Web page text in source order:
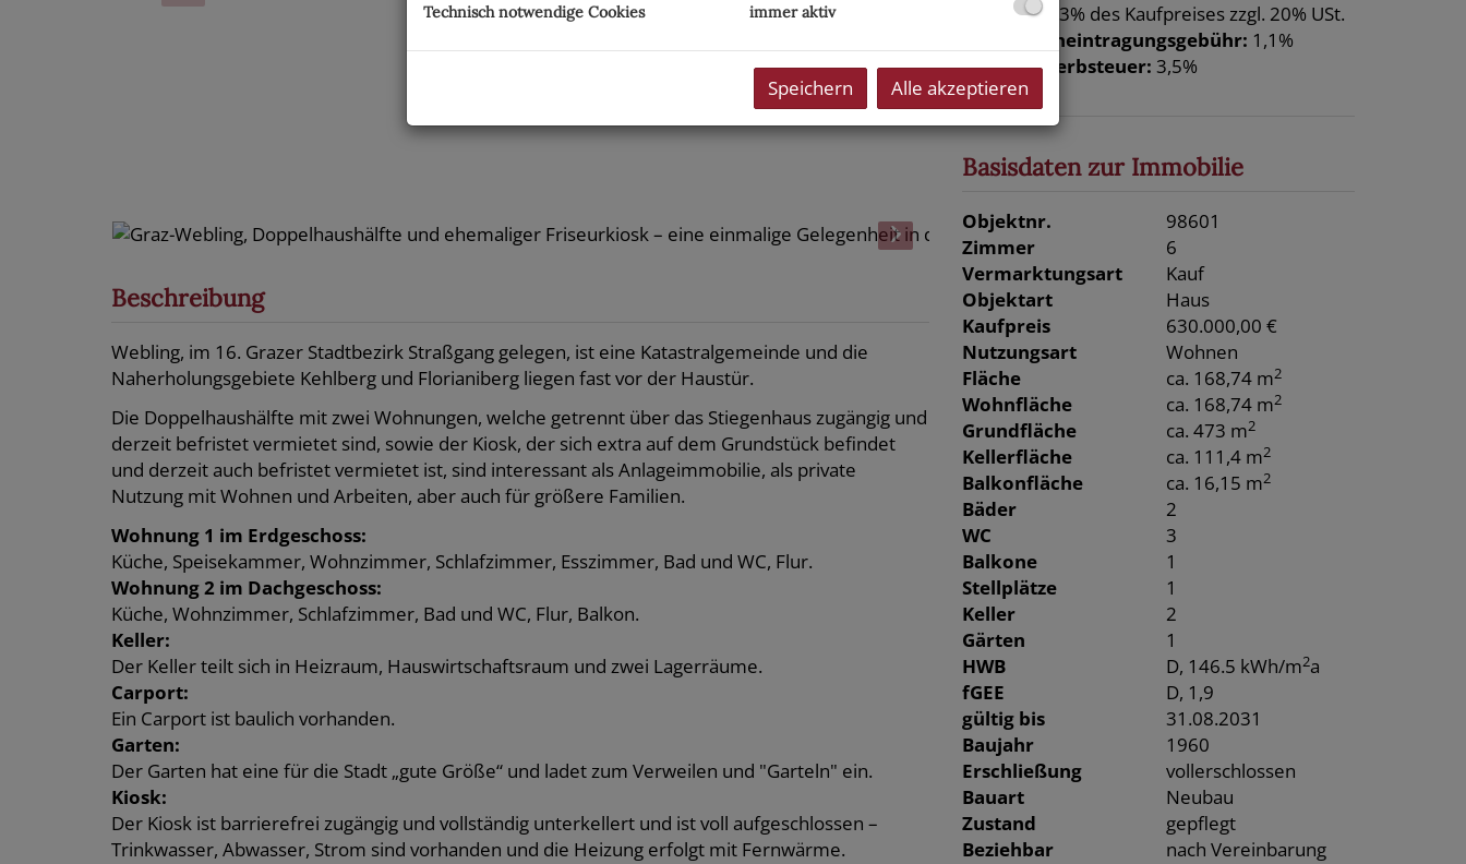
Beschreibung
Webling, im 16. Grazer Stadtbezirk Straßgang gelegen, ist eine Katastralgemeinde und die
Naherholungsgebiete Kehlberg und Florianiberg liegen fast vor der Haustür.
Die Doppelhaushälfte mit zwei Wohnungen, welche getrennt über das Stiegenhaus zugängig und
derzeit befristet vermietet sind, sowie der Kiosk, der sich extra auf dem Grundstück befindet
und derzeit auch befristet vermietet ist, sind interessant als Anlageimmobilie, als private
Nutzung mit Wohnen und Arbeiten, aber auch für größere Familien.
Wohnung 1 im Erdgeschoss:
Küche, Speisekammer, Wohnzimmer, Schlafzimmer, Esszimmer, Bad und WC, Flur.
Wohnung 2 im Dachgeschoss:
Küche, Wohnzimmer, Schlafzimmer, Bad und WC, Flur, Balkon.
Keller:
Der Keller teilt sich in Heizraum, Hauswirtschaftsraum und zwei Lagerräume.
Carport:
Ein Carport ist baulich vorhanden.
Garten:
Der Garten hat eine für die Stadt „gute Größe“ und ladet zum Verweilen und "Garteln" ein.
Kiosk:
Der Kiosk ist barrierefrei zugängig und vollständig unterkellert und ist voll aufgeschlossen –
Trinkwasser, Abwasser, Strom sind vorhanden und die Heizung erfolgt mit Fernwärme.
Provision:
3% des Kaufpreises zzgl. 20% USt.
Grundbucheintragungsgebühr: 1,1%
Grunderwerbsteuer: 3,5%
Basisdaten zur Immobilie
Objektnr.
98601
Zimmer
6
Vermarktungsart
Kauf
Objektart
Haus
Kaufpreis
630.000,00 €
Nutzungsart
Wohnen
Fläche
ca. 168,74 m2
Wohnfläche ca. 168,74 m2
Grundfläche ca. 473 m2
Kellerfläche ca. 111,4 m2
Balkonfläche ca. 16,15 m2
Bäder
2
WC
3
Balkone
1
Stellplätze
1
Keller
2
Gärten
1
HWB
D, 146.5 kWh/m2a
fGEE
D, 1,9
gültig bis
31.08.2031
Baujahr
1960
Erschließung
vollerschlossen
Bauart
Neubau
Zustand
gepflegt
Beziehbar
nach Vereinbarung
Technisch notwendige Cookies immer aktiv
Speichern Alle akzeptieren